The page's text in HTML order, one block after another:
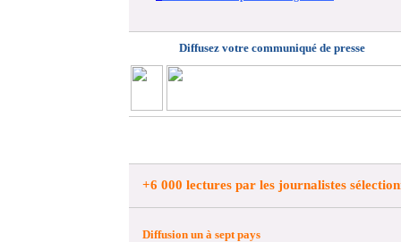
Diffusez votre communiqué de presse
+6 000 lectures par les journalistes
Diffusion un à sept pays